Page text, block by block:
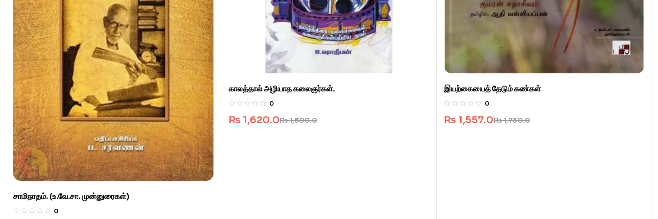
சாமிநாதம். (உ.வே.சா. முன்னுரைகள்)
0
காலத்தால் அழியாத கலைஞர்கள்.
0
₨1,800.0
₨ 1,620.0
இயற்கையைத் தேடும் கண்கள்
0
₨1,730.0
₨ 1,557.0